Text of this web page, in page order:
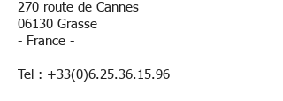
270 route de Cannes
06130 Grasse
- France -
Tel : +33(0)6.25.36.15.96